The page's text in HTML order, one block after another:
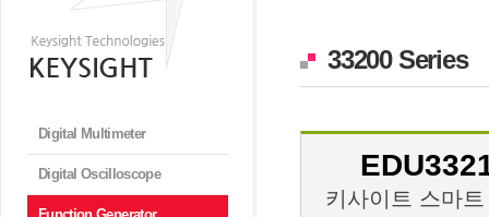
Digital Multimeter
Digital Oscilloscope
33200 Series
키사이트 스마